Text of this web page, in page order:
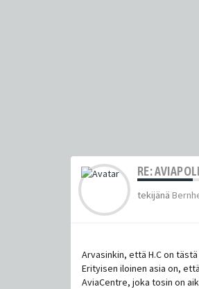
RE:
tekijänä
Arvasinkin, että H.C on
Erityisen iloinen asia on,
AviaCentre, joka tosin on